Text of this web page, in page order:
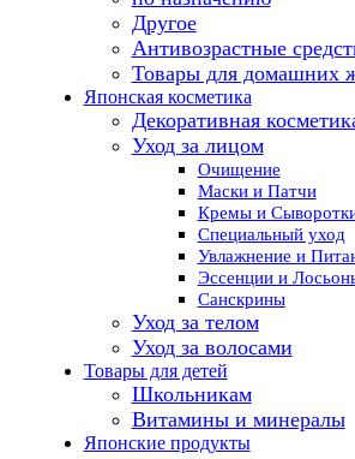
Другое
Антивозрастные
Товары для домашних
Японская косметика
Декоративная
Уход за лицом
Очищение
Маски и Патчи
Кремы и
Специальный уход
Увлажнение и
Эссенции и
Санскрины
Уход за телом
Уход за волосами
Товары для детей
Школьникам
Витамины и минералы
Японские продукты